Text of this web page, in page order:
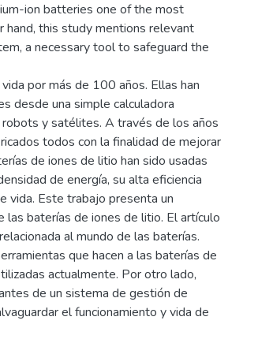
ion batteries one of the most
this study mentions relevant
a necessary tool to safeguard the
por más de 100 años. Ellas han
desde una simple calculadora
y satélites. A través de los años
todos con la finalidad de mejorar
de iones de litio han sido usadas
de energía, su alta eficiencia
vida. Este trabajo presenta un
baterías de iones de litio. El artículo
al mundo de las baterías.
que hacen a las baterías de
actualmente. Por otro lado,
de un sistema de gestión de
el funcionamiento y vida de